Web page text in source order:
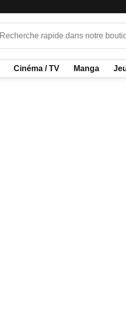
Cinéma / TV Manga